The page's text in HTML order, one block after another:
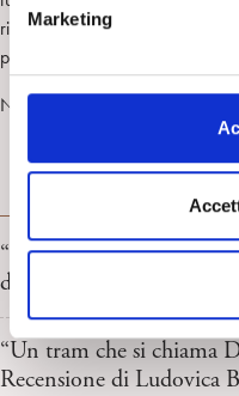
d
e
s
o
Marketing
riuscendo comunque, cioè, a
pluristratificato.
Novembre 2012
RECENSIONI CINEMA
“L’invasione degli
di Angelo Moroni
“Un tram che si chiama
Recensione di Ludovica